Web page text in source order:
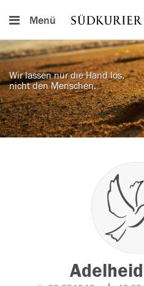
Menü
Wir lassen nur die Hand los,
nicht den Menschen.